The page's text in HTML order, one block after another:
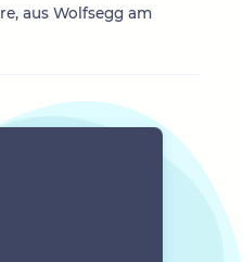
aus Wolfsegg am